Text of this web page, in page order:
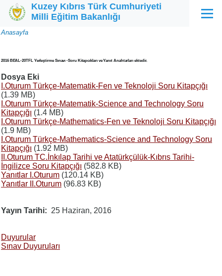
Ana içeriğe atla
Kuzey Kıbrıs Türk Cumhuriyeti
Milli Eğitim Bakanlığı
Menü
Sayfa
Anasayfa
2016 BEAL-20TFL Yerleştirme Sınavı -Soru Kitapcıkları ve Yanıt Anahtarları ektedir.
Dosya Eki
I.Oturum Türkçe-Matematik-Fen ve Teknoloji Soru Kitapçığı
(1.39 MB)
I.Oturum Türkçe-Matematik-Science and Technology Soru
Kitapçığı (1.4 MB)
I.Oturum Türkçe-Mathematics-Fen ve Teknoloji Soru Kitapçığı
(1.9 MB)
I.Oturum Türkçe-Mathematics-Science and Technology Soru
Kitapçığı (1.92 MB)
II.Oturum TC.İnkılap Tarihi ve Atatürkçülük-Kıbrıs Tarihi-
İngilizce Soru Kitapçığı (582.8 KB)
Yanıtlar I.Oturum (120.14 KB)
Yanıtlar II.Oturum (96.83 KB)
Yayın Tarihi 25 Haziran, 2016
Duyurular
Sınav Duyuruları